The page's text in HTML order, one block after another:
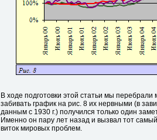
В ходе подготовки этой статьи мы
забивать график на рис. 8 их нервными (в
данным с 1930 г.) получился только один
Именно он пару лет назад и вызвал тот
виток мировых проблем.